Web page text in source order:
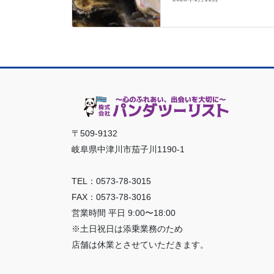
〒509-9132
岐阜県中津川市茄子川1190-1
TEL：0573-78-3015
FAX：0573-78-3016
営業時間 平日 9:00〜18:00
※土日祝日は添乗業務のため
店舗は休業とさせていただきます。